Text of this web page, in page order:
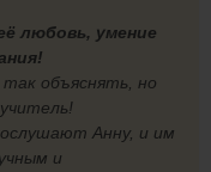
любовь, умение
объяснять, но
Анну, и им
и